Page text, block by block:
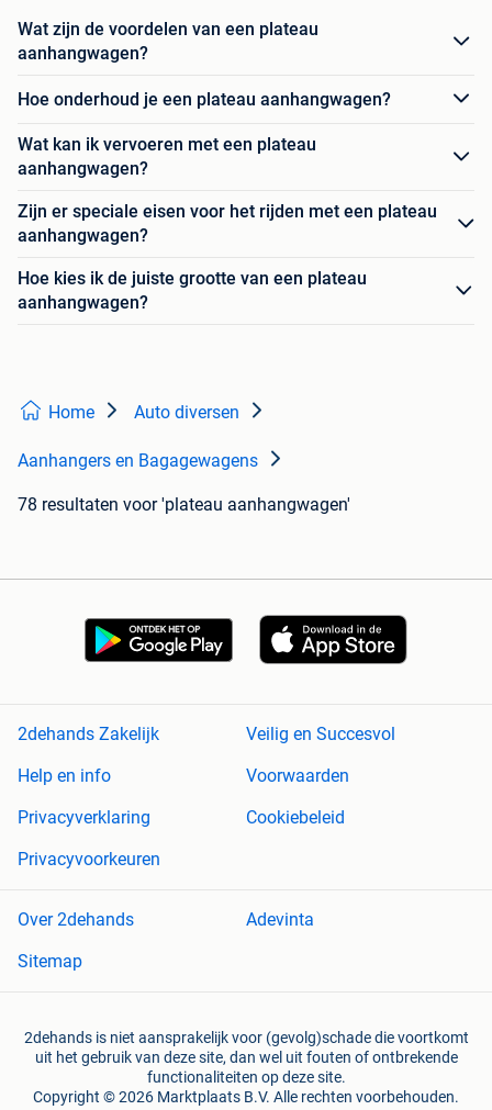
Wat zijn de voordelen van een plateau
aanhangwagen?
Hoe onderhoud je een plateau aanhangwagen?
Wat kan ik vervoeren met een plateau
aanhangwagen?
Zijn er speciale eisen voor het rijden met een plateau
aanhangwagen?
Hoe kies ik de juiste grootte van een plateau
aanhangwagen?
Home Auto diversen
Aanhangers en Bagagewagens
78 resultaten voor 'plateau aanhangwagen'
2dehands Zakelijk
Veilig en Succesvol
Help en info
Voorwaarden
Privacyverklaring
Cookiebeleid
Privacyvoorkeuren
Over 2dehands
Adevinta
Sitemap
2dehands is niet aansprakelijk voor (gevolg)schade die voortkomt
uit het gebruik van deze site, dan wel uit fouten of ontbrekende
functionaliteiten op deze site.
Copyright © 2026 Marktplaats B.V. Alle rechten voorbehouden.